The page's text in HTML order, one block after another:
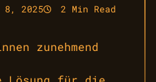
2025
2 Min Read
zunehmend